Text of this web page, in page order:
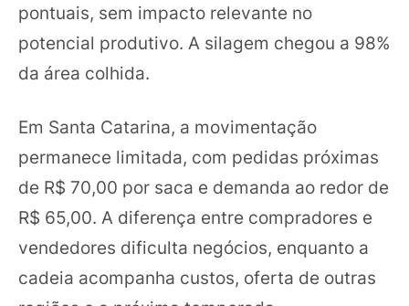
pontuais, sem impacto relevante no
potencial produtivo. A silagem chegou a 98%
da área colhida.
Em Santa Catarina, a movimentação
permanece limitada, com pedidas próximas
de R$ 70,00 por saca e demanda ao redor de
R$ 65,00. A diferença entre compradores e
vendedores dificulta negócios, enquanto a
cadeia acompanha custos, oferta de outras